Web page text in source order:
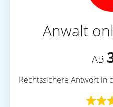
Anwalt
AB
Rechtssichere Antwort in